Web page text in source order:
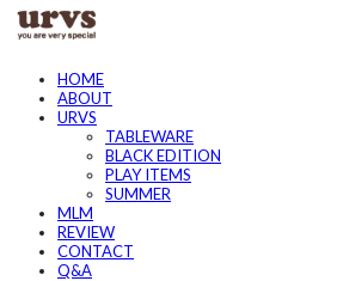
HOME
ABOUT
URVS
TABLEWARE
BLACK EDITION
PLAY ITEMS
SUMMER
MLM
REVIEW
CONTACT
Q&A